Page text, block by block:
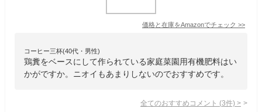
価格と在庫をAmazonでチェック >>
コーヒー三杯(40代・男性)
鶏糞をベースにして作られている家庭菜園用有機肥料はい
かがですか。ニオイもあまりしないのでおすすめです。
全てのおすすめコメント (3件) >